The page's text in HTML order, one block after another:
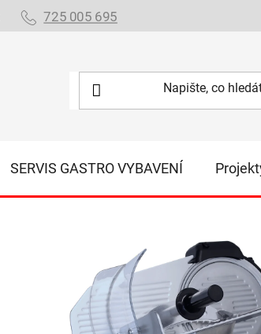
725 005 695
SERVIS GASTRO VYBAVENÍ